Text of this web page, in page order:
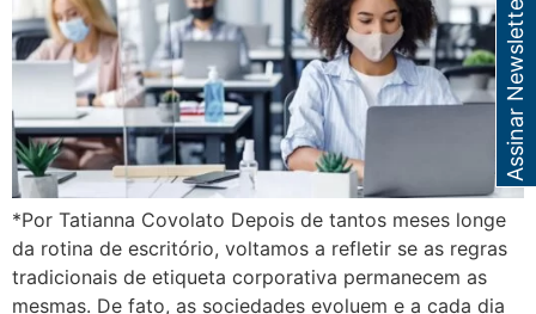
*Por Tatianna Covolato Depois de tantos meses longe
da rotina de escritório, voltamos a refletir se as regras
tradicionais de etiqueta corporativa permanecem as
mesmas. De fato, as sociedades evoluem e a cada dia
Assinar Newsletter